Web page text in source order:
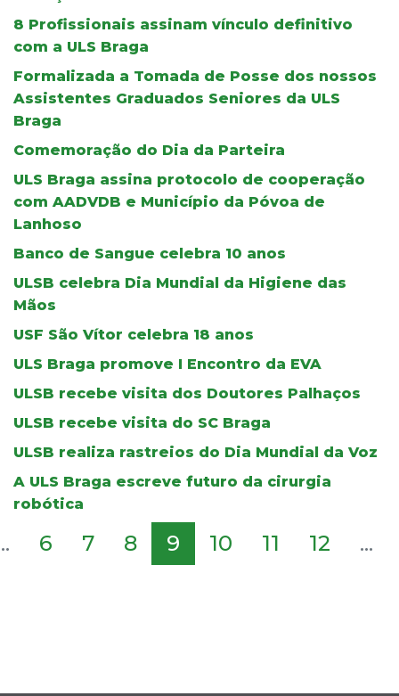
8 Profissionais assinam vínculo definitivo
com a ULS Braga
Formalizada a Tomada de Posse dos nossos
Assistentes Graduados Seniores da ULS
Braga
Comemoração do Dia da Parteira
ULS Braga assina protocolo de cooperação
com AADVDB e Município da Póvoa de
Lanhoso
Banco de Sangue celebra 10 anos
ULSB celebra Dia Mundial da Higiene das
Mãos
USF São Vítor celebra 18 anos
ULS Braga promove I Encontro da EVA
ULSB recebe visita dos Doutores Palhaços
ULSB recebe visita do SC Braga
ULSB realiza rastreios do Dia Mundial da Voz
A ULS Braga escreve futuro da cirurgia
robótica
6 7 8 9 10 11 12 ...